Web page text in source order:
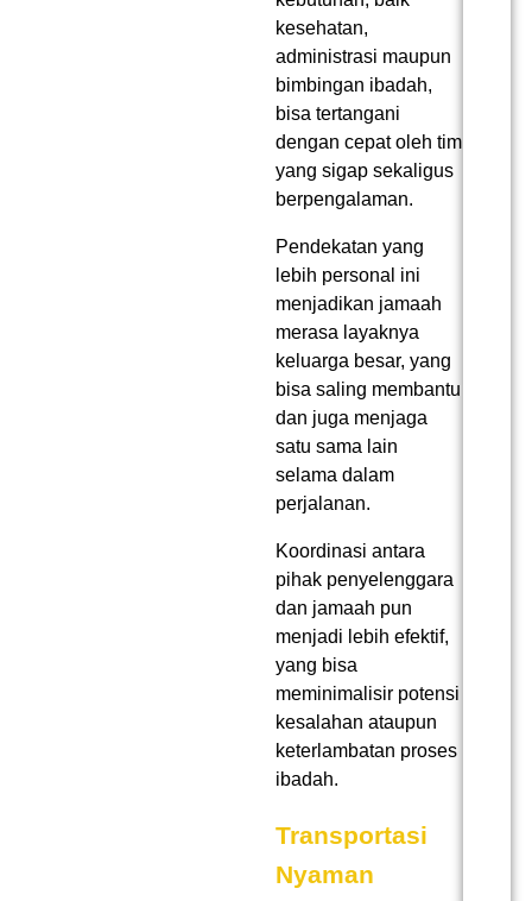
kesehatan,
administrasi maupun
bimbingan ibadah,
bisa tertangani
dengan cepat oleh tim
yang sigap sekaligus
berpengalaman.
Pendekatan yang
lebih personal ini
menjadikan jamaah
merasa layaknya
keluarga besar, yang
bisa saling membantu
dan juga menjaga
satu sama lain
selama dalam
perjalanan.
Koordinasi antara
pihak penyelenggara
dan jamaah pun
menjadi lebih efektif,
yang bisa
meminimalisir potensi
kesalahan ataupun
keterlambatan proses
ibadah.
Transportasi
Nyaman